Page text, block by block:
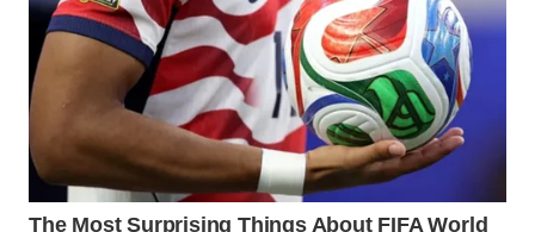
PERSONA
WAHANA
OTOMOTIF
WAHANA
HEALTH